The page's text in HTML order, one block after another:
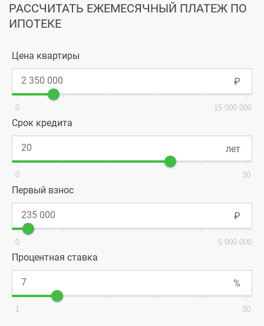
РАССЧИТАТЬ ЕЖЕМЕСЯЧНЫЙ ПЛАТЕЖ ПО
ИПОТЕКЕ
Цена квартиры
0 15 000 000
Срок кредита
0 30
Первый взнос
0 5 000 000
Процентная ставка
1 30